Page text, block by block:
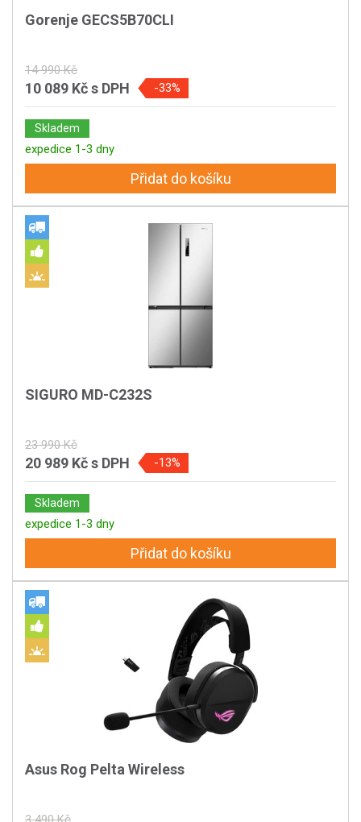
Gorenje GECS5B70CLI
14 990 Kč
10 089 Kčs DPH -33%
Skladem
expedice 1-3 dny
Přidat do košíku
SIGURO MD-C232S
23 990 Kč
20 989 Kčs DPH -13%
Skladem
expedice 1-3 dny
Přidat do košíku
Asus Rog Pelta Wireless